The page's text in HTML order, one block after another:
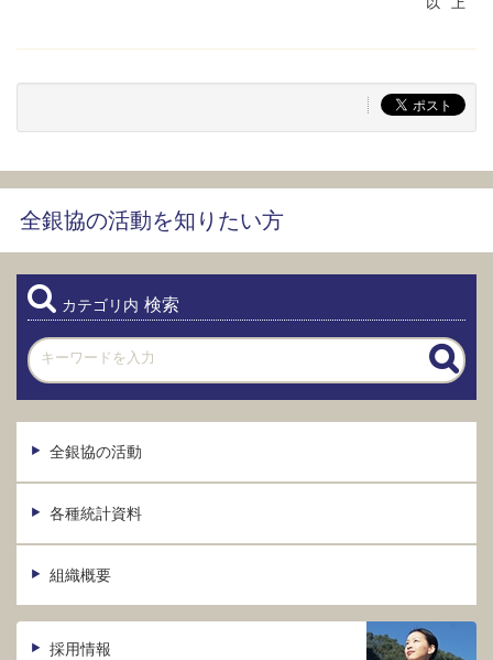
全銀協の活動を知りたい方
カテゴリ内 検索
全銀協の活動
各種統計資料
組織概要
採用情報